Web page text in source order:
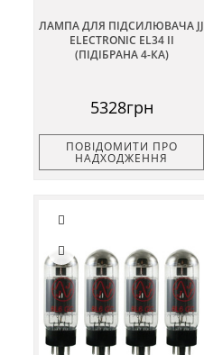
ЛАМПА ДЛЯ ПІДСИЛЮВАЧА JJ
ELECTRONIC EL34 II
(ПІДІБРАНА 4-КА)
5328грн
ПОВІДОМИТИ ПРО
НАДХОДЖЕННЯ